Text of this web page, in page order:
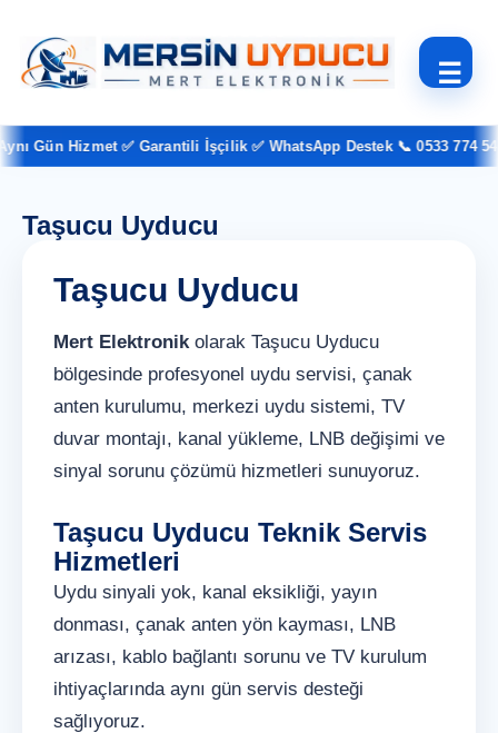
☰
Gün Hizmet ✅ Garantili İşçilik ✅ WhatsApp Destek 📞 0533 774 54
Taşucu Uyducu
Taşucu Uyducu
Mert Elektronikolarak Taşucu Uyducu
bölgesinde profesyonel uydu servisi, çanak
anten kurulumu, merkezi uydu sistemi, TV
duvar montajı, kanal yükleme, LNB değişimi ve
sinyal sorunu çözümü hizmetleri sunuyoruz.
Taşucu Uyducu Teknik Servis
Hizmetleri
Uydu sinyali yok, kanal eksikliği, yayın
donması, çanak anten yön kayması, LNB
arızası, kablo bağlantı sorunu ve TV kurulum
ihtiyaçlarında aynı gün servis desteği
sağlıyoruz.